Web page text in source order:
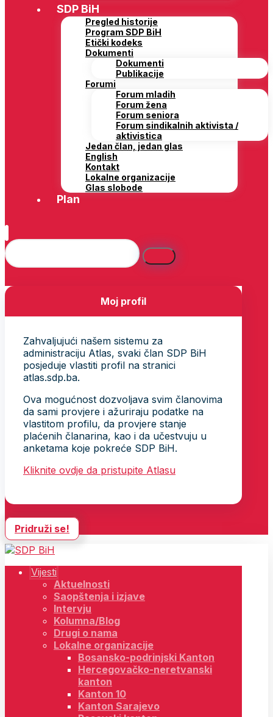
SDP BiH
Pregled historije
Program SDP BiH
Etički kodeks
Dokumenti
Dokumenti
Publikacije
Forumi
Forum mladih
Forum žena
Forum seniora
Forum sindikalnih aktivista /
aktivistica
Jedan član, jedan glas
English
Kontakt
Lokalne organizacije
Glas slobode
Plan
Moj profil
Zahvaljujući našem sistemu za
administraciju Atlas, svaki član SDP BiH
posjeduje vlastiti profil na stranici
atlas.sdp.ba.
Ova mogućnost dozvoljava svim članovima
da sami provjere i ažuriraju podatke na
vlastitom profilu, da provjere stanje
plaćenih članarina, kao i da učestvuju u
anketama koje pokreće SDP BiH.
Kliknite ovdje da pristupite Atlasu
Pridruži se!
Vijesti
Aktuelnosti
Saopštenja i izjave
Intervju
Kolumna/Blog
Drugi o nama
Lokalne organizacije
Bosansko-podrinjski Kanton
Hercegovačko-neretvanski
kanton
Kanton 10
Kanton Sarajevo